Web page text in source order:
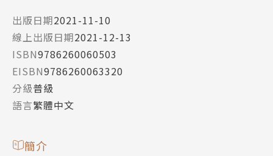
出版日期2021-11-10
線上出版日期2021-12-13
ISBN9786260060503
EISBN9786260063320
分級普級
語言繁體中文
簡介